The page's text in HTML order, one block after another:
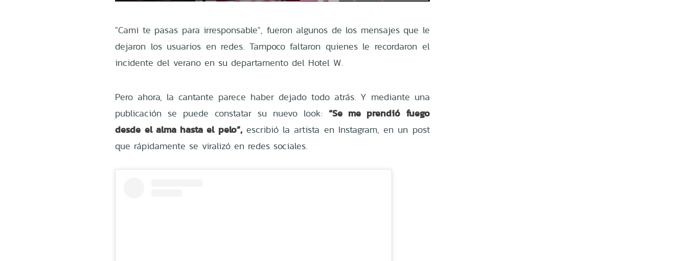
"Cami te pasas para irresponsable", fueron algunos de los mensajes que le
dejaron los usuarios en redes. Tampoco faltaron quienes le recordaron el
incidente del verano en su departamento del Hotel W.
Pero ahora, la cantante parece haber dejado todo atrás. Y mediante una
publicación se puede constatar su nuevo look:“Se me prendió fuego
desde el alma hasta el pelo”,escribió la artista en Instagram, en un post
que rápidamente se viralizó en redes sociales.